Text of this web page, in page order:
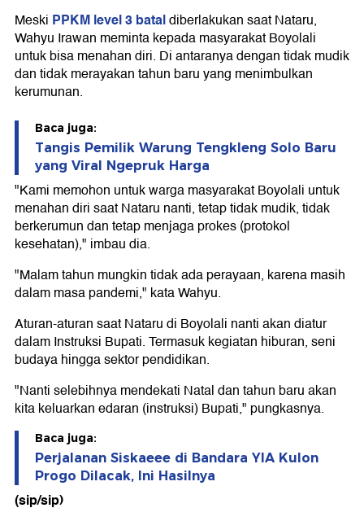
Meski PPKM level 3 bataldiberlakukan saat Nataru,
Wahyu Irawan meminta kepada masyarakat Boyolali
untuk bisa menahan diri. Di antaranya dengan tidak mudik
dan tidak merayakan tahun baru yang menimbulkan
kerumunan.
Baca juga:
Tangis Pemilik Warung Tengkleng Solo Baru
yang Viral Ngepruk Harga
"Kami memohon untuk warga masyarakat Boyolali untuk
menahan diri saat Nataru nanti, tetap tidak mudik, tidak
berkerumun dan tetap menjaga prokes (protokol
kesehatan)," imbau dia.
"Malam tahun mungkin tidak ada perayaan, karena masih
dalam masa pandemi," kata Wahyu.
Aturan-aturan saat Nataru di Boyolali nanti akan diatur
dalam Instruksi Bupati. Termasuk kegiatan hiburan, seni
budaya hingga sektor pendidikan.
"Nanti selebihnya mendekati Natal dan tahun baru akan
kita keluarkan edaran (instruksi) Bupati," pungkasnya.
Baca juga:
Perjalanan Siskaeee di Bandara YIA Kulon
Progo Dilacak, Ini Hasilnya
(sip/sip)